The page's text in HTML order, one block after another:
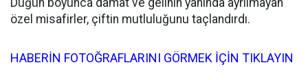
Düğün boyunca damat ve gelinin yanında ayrılmayan
özel misafirler, çiftin mutluluğunu taçlandırdı.
HABERİN FOTOĞRAFLARINI GÖRMEK İÇİN TIKLAYIN